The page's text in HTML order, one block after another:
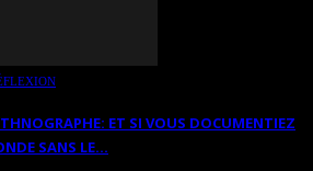
ET SI VOUS DOCUMENTIEZ
SANS LE…